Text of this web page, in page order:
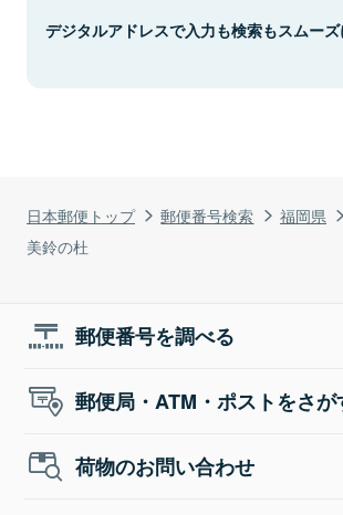
日本郵便トップ 郵便番号検索 福岡県
美鈴の杜
デジタルアドレスで入力も検索もスムーズ
郵便番号を調べる
郵便局・ATM・ポストをさが
荷物のお問い合わせ